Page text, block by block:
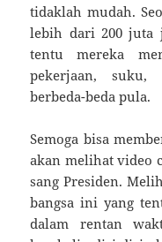
tidaklah mudah.
lebih dari 200 juta
tentu mereka
pekerjaan, suku,
berbeda-beda pula.
Semoga bisa
akan melihat video
sang Presiden.
bangsa ini yang
dalam rentan